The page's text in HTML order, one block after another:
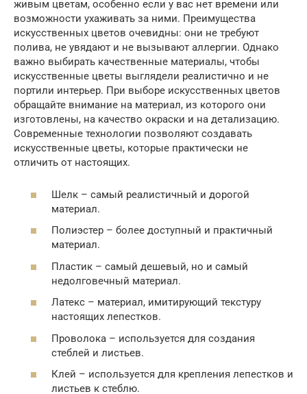
живым цветам, особенно если у вас нет времени или
возможности ухаживать за ними. Преимущества
искусственных цветов очевидны: они не требуют
полива, не увядают и не вызывают аллергии. Однако
важно выбирать качественные материалы, чтобы
искусственные цветы выглядели реалистично и не
портили интерьер. При выборе искусственных цветов
обращайте внимание на материал, из которого они
изготовлены, на качество окраски и на детализацию.
Современные технологии позволяют создавать
искусственные цветы, которые практически не
отличить от настоящих.
Шелк – самый реалистичный и дорогой
материал.
Полиэстер – более доступный и практичный
материал.
Пластик – самый дешевый, но и самый
недолговечный материал.
Латекс – материал, имитирующий текстуру
настоящих лепестков.
Проволока – используется для создания
стеблей и листьев.
Клей – используется для крепления лепестков и
листьев к стеблю.